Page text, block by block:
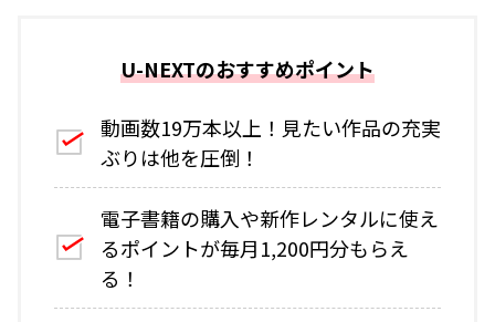
U-NEXTのおすすめポイント
動画数19万本以上！見たい作品の充実
ぶりは他を圧倒！
電子書籍の購入や新作レンタルに使え
るポイントが毎月1,200円分もらえ
る！